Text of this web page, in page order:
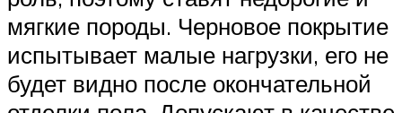
мягкие породы. Черновое покрытие
испытывает малые нагрузки, его не
будет видно после окончательной